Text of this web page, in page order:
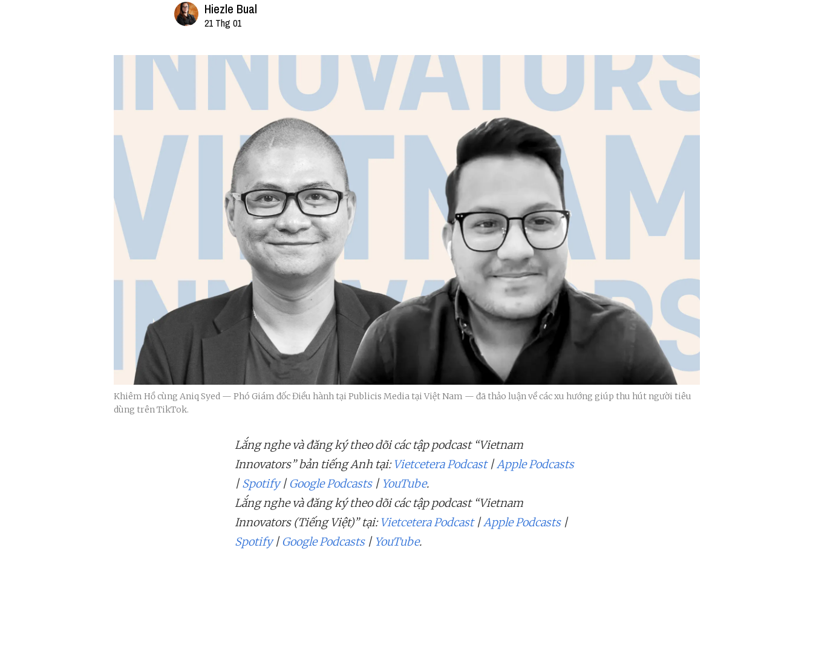
Hiezle Bual
21 Thg 01
Khiêm Hồ cùng Aniq Syed — Phó Giám đốc Điều hành tại Publicis Media tại Việt Nam — đã thảo luận về các xu hướng giúp thu hút người tiêu
dùng trên TikTok.
Lắng nghe và đăng ký theo dõi các tập podcast “Vietnam
Innovators” bản tiếng Anh tại: Vietcetera Podcast|Apple Podcasts
| Spotify| Google Podcasts| YouTube.
Lắng nghe và đăng ký theo dõi các tập podcast “Vietnam
Innovators (Tiếng Việt)” tại: Vietcetera Podcast|Apple Podcasts|
Spotify| Google Podcasts| YouTube.